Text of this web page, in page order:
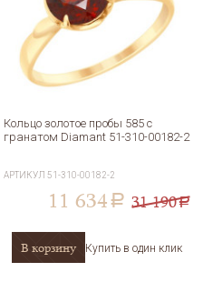
Кольцо золотое пробы 585 с
гранатом Diamant 51-310-00182-2
АРТИКУЛ51-310-00182-2
11 634 a 31 190a
В корзину Купить в один клик